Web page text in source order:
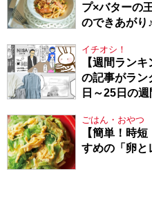
プ×バターの
のできあがり♪
イチオシ！
【週間ラン
の記事がラ
日～25日の
ごはん・おやつ
【簡単！時
すめの「卵と